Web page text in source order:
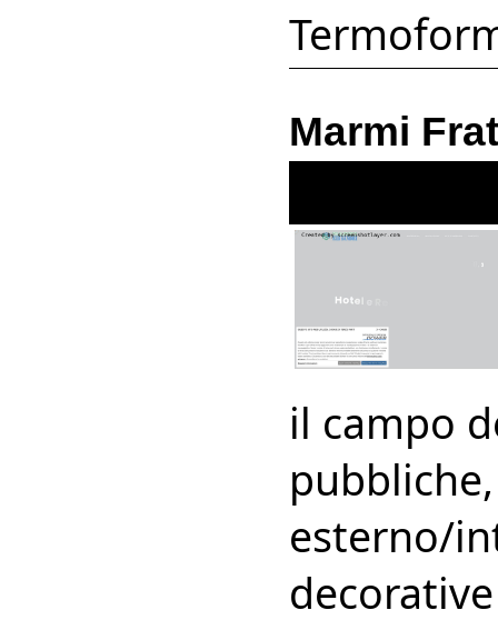
Marmi
il campo
esterno/